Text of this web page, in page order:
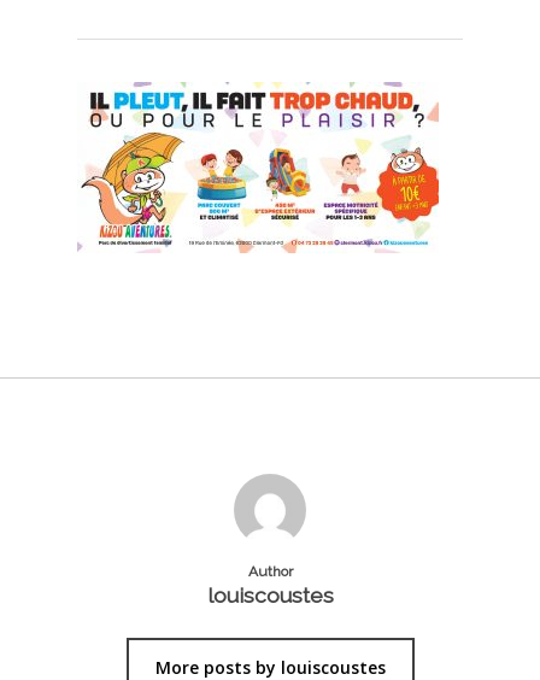
Author
louiscoustes
More posts by louiscoustes